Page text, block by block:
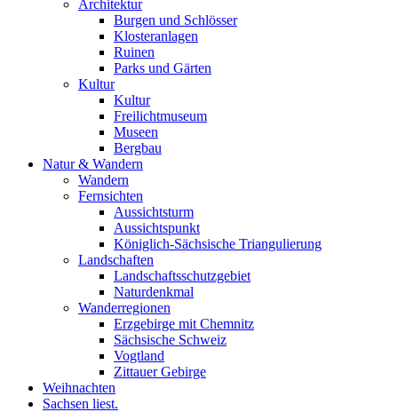
Architektur
Burgen und Schlösser
Klosteranlagen
Ruinen
Parks und Gärten
Kultur
Kultur
Freilichtmuseum
Museen
Bergbau
Natur & Wandern
Wandern
Fernsichten
Aussichtsturm
Aussichtspunkt
Königlich-Sächsische Triangulierung
Landschaften
Landschaftsschutzgebiet
Naturdenkmal
Wanderregionen
Erzgebirge mit Chemnitz
Sächsische Schweiz
Vogtland
Zittauer Gebirge
Weihnachten
Sachsen liest.